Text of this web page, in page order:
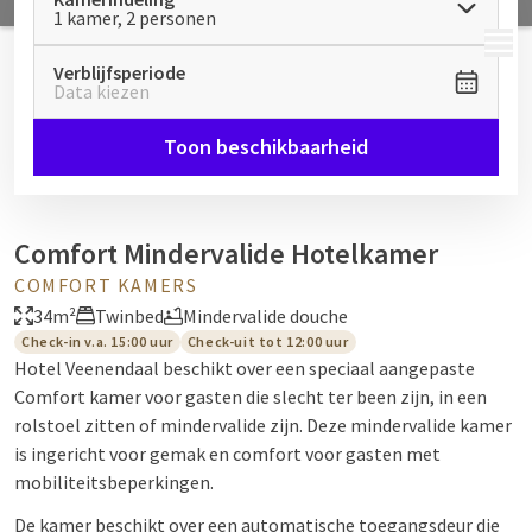
MENU
1 kamer, 2 personen
Verblijfsperiode
Data kiezen
Toon beschikbaarheid
Comfort Mindervalide Hotelkamer
COMFORT KAMERS
34m²
Twinbed Mindervalide douche
Check-in v.a. 15:00 uur Check-uit tot 12:00 uur
Hotel Veenendaal beschikt over een speciaal aangepaste
Comfort kamer voor gasten die slecht ter been zijn, in een
rolstoel zitten of mindervalide zijn. Deze mindervalide kamer
is ingericht voor gemak en comfort voor gasten met
mobiliteitsbeperkingen.
De kamer beschikt over een automatische toegangsdeur die